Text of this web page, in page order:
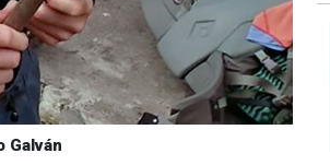
Galván